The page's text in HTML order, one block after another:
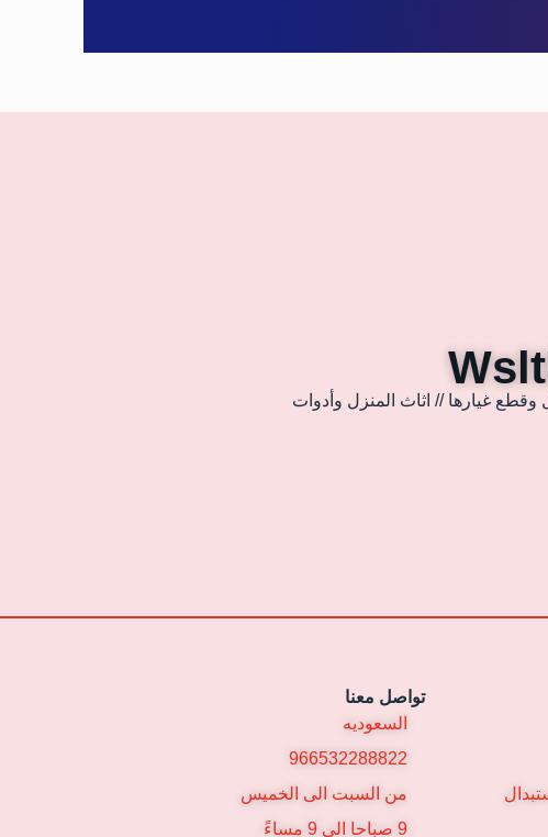
غيارها // اثاث المنزل وأدوات
تواصل معنا
السعوديه
966532288822
من السبت الى الخميس
9 صباحا الى 9 مساءً